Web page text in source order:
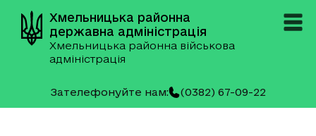
Хмельницька районна
державна адміністрація
Хмельницька районна військова
адміністрація
Зателефонуйте нам: (0382) 67-09-22